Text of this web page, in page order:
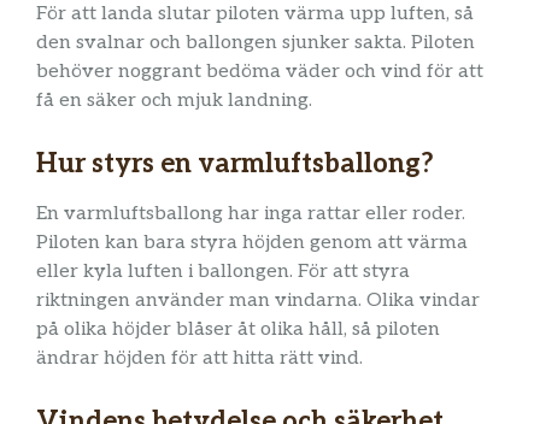
För att landa slutar piloten värma upp luften, så
den svalnar och ballongen sjunker sakta. Piloten
behöver noggrant bedöma väder och vind för att
få en säker och mjuk landning.
Hur styrs en varmluftsballong?
En varmluftsballong har inga rattar eller roder.
Piloten kan bara styra höjden genom att värma
eller kyla luften i ballongen. För att styra
riktningen använder man vindarna. Olika vindar
på olika höjder blåser åt olika håll, så piloten
ändrar höjden för att hitta rätt vind.